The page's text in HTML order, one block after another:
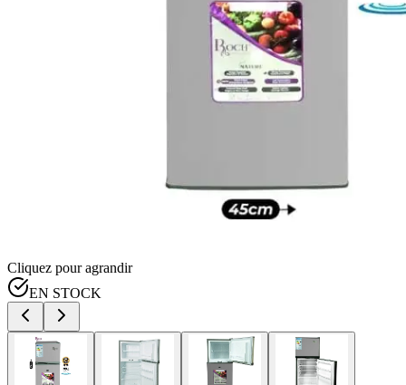
Cliquez pour agrandir
EN STOCK